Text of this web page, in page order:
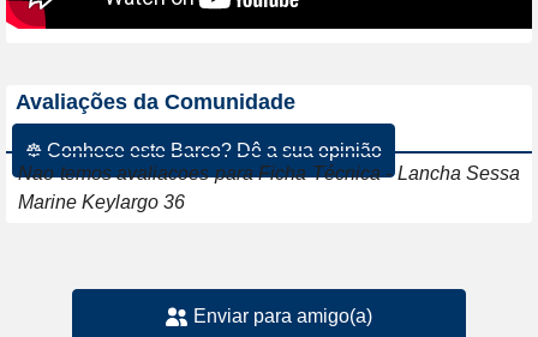
Avaliações da Comunidade
☸ Conhece este Barco? Dê a sua opinião
Nao temos avaliacoes para Ficha Técnica - Lancha Sessa
Marine Keylargo 36
Enviar para amigo(a)